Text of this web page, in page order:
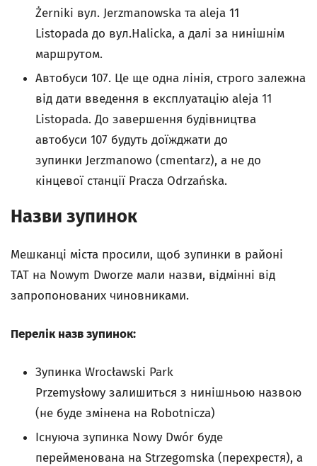
Żerniki вул. Jerzmanowska та aleja 11
Listopada до вул.Halicka, а далі за нинішнім
маршрутом.
Автобуси 107. Це ще одна лінія, строго залежна
від дати введення в експлуатацію aleja 11
Listopada. До завершення будівництва
автобуси 107 будуть доїжджати до
зупинки Jerzmanowo (cmentarz), а не до
кінцевої станції Pracza Odrzańska.
Назви зупинок
Мешканці міста просили, щоб зупинки в районі
TAT на Nowym Dworze мали назви, відмінні від
запропонованих чиновниками.
Перелік назв зупинок:
Зупинка Wrocławski Park
Przemysłowy залишиться з нинішньою назвою
(не буде змінена на Robotnicza)
Існуюча зупинка Nowy Dwór буде
перейменована на Strzegomska (перехрестя), а